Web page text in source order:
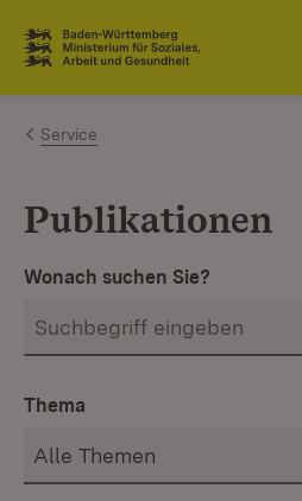
Zum Inhalt springen
Link zur Startseite
Service
Publikationen
Wonach suchen Sie?
Thema